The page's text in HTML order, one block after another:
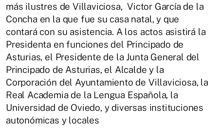
más ilustres de Villaviciosa, Victor García de la
Concha en la que fue su casa natal, y que
contará con su asistencia. A los actos asistirá la
Presidenta en funciones del Principado de
Asturias, el Presidente de la Junta General del
Principado de Asturias, el Alcalde y la
Corporación del Ayuntamiento de Villaviciosa, la
Real Academia de la Lengua Española, la
Universidad de Oviedo, y diversas instituciones
autonómicas y locales